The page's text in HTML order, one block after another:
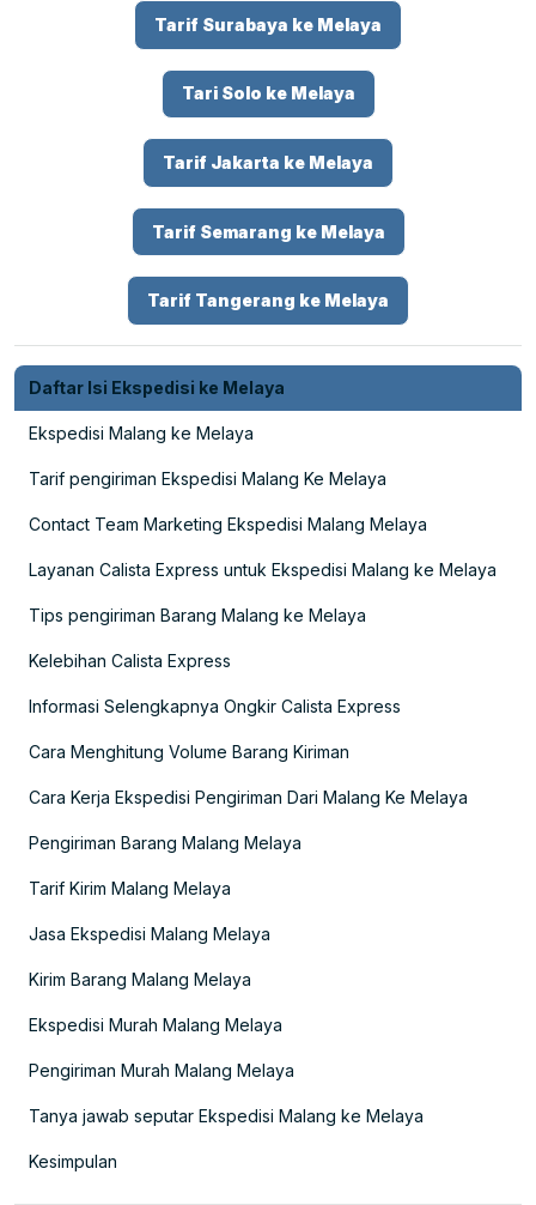
Tarif Surabaya ke Melaya
Tari Solo ke Melaya
Tarif Jakarta ke Melaya
Tarif Semarang ke Melaya
Tarif Tangerang ke Melaya
Daftar Isi Ekspedisi ke Melaya
Ekspedisi Malang ke Melaya
Tarif pengiriman Ekspedisi Malang Ke Melaya
Contact Team Marketing Ekspedisi Malang Melaya
Layanan Calista Express untuk Ekspedisi Malang ke Melaya
Tips pengiriman Barang Malang ke Melaya
Kelebihan Calista Express
Informasi Selengkapnya Ongkir Calista Express
Cara Menghitung Volume Barang Kiriman
Cara Kerja Ekspedisi Pengiriman Dari Malang Ke Melaya
Pengiriman Barang Malang Melaya
Tarif Kirim Malang Melaya
Jasa Ekspedisi Malang Melaya
Kirim Barang Malang Melaya
Ekspedisi Murah Malang Melaya
Pengiriman Murah Malang Melaya
Tanya jawab seputar Ekspedisi Malang ke Melaya
Kesimpulan